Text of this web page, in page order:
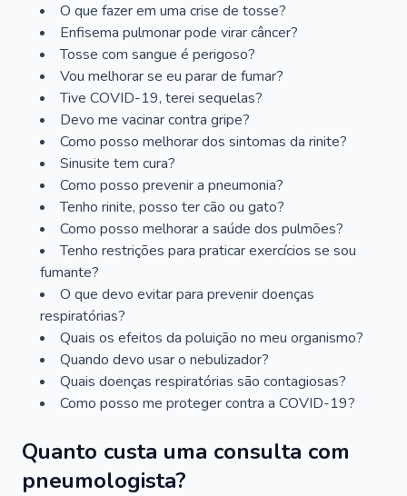
O que fazer em uma crise de tosse?
Enfisema pulmonar pode virar câncer?
Tosse com sangue é perigoso?
Vou melhorar se eu parar de fumar?
Tive COVID-19, terei sequelas?
Devo me vacinar contra gripe?
Como posso melhorar dos sintomas da rinite?
Sinusite tem cura?
Como posso prevenir a pneumonia?
Tenho rinite, posso ter cão ou gato?
Como posso melhorar a saúde dos pulmões?
Tenho restrições para praticar exercícios se sou
fumante?
O que devo evitar para prevenir doenças
respiratórias?
Quais os efeitos da poluição no meu organismo?
Quando devo usar o nebulizador?
Quais doenças respiratórias são contagiosas?
Como posso me proteger contra a COVID-19?
Quanto custa uma consulta com
pneumologista?